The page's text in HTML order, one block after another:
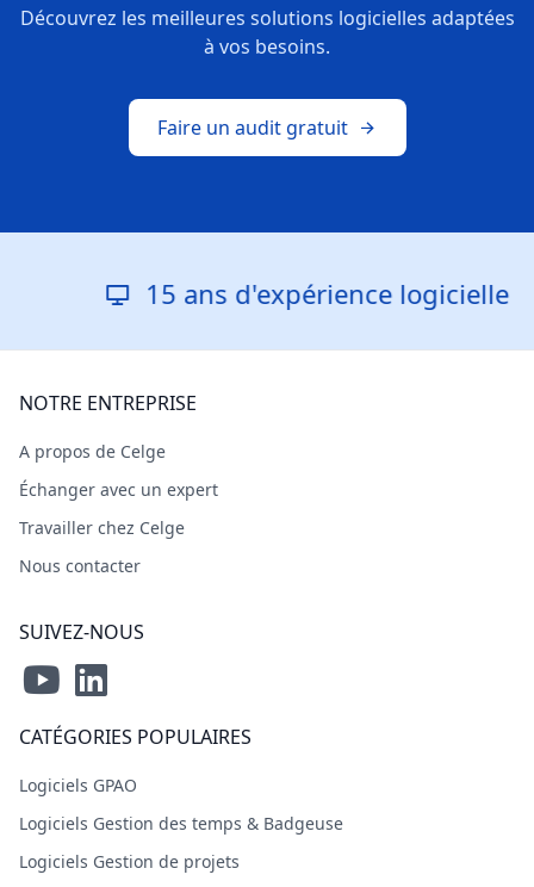
Découvrez les meilleures solutions logicielles adaptées
à vos besoins.
Faire un audit gratuit
15 ans d'expérience logicielle
NOTRE ENTREPRISE
A propos de Celge
Échanger avec un expert
Travailler chez Celge
Nous contacter
SUIVEZ-NOUS
CATÉGORIES POPULAIRES
Logiciels GPAO
Logiciels Gestion des temps & Badgeuse
Logiciels Gestion de projets